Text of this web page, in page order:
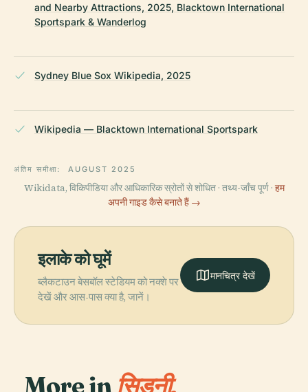
and Nearby Attractions, 2025, Blacktown International
Sportspark & Wanderlog
Sydney Blue Sox Wikipedia, 2025
Wikipedia — Blacktown International Sportspark
अंतिम समीक्षा: AUGUST 2025
Wikidata, विकिपीडिया और आधिकारिक स्रोतों से शोधित · तथ्य-जाँच पूर्ण · हम
अपनी गाइड कैसे बनाते हैं →
इलाके को घूमें
ब्लैकटाउन बेसबॉल स्टेडियम को नक्शे पर
देखें और आस-पास क्या है, जानें।
मानचित्र देखें
More in सिडनी.